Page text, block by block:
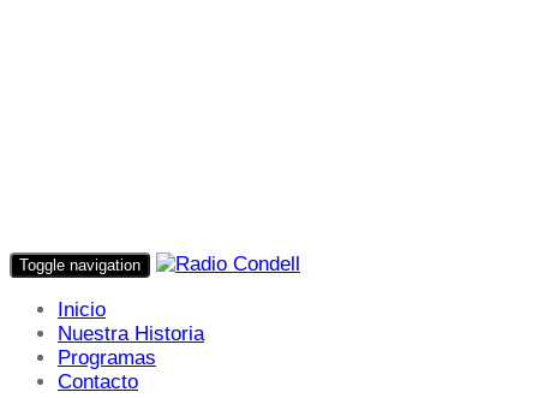
Toggle navigation
Inicio
Nuestra Historia
Programas
Contacto